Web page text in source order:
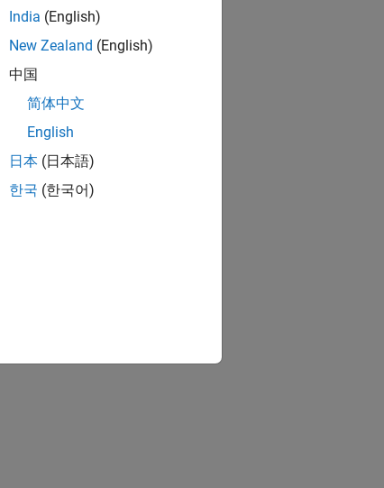
India (English)
New Zealand (English)
中国
简体中文
English
日本 (日本語)
한국 (한국어)